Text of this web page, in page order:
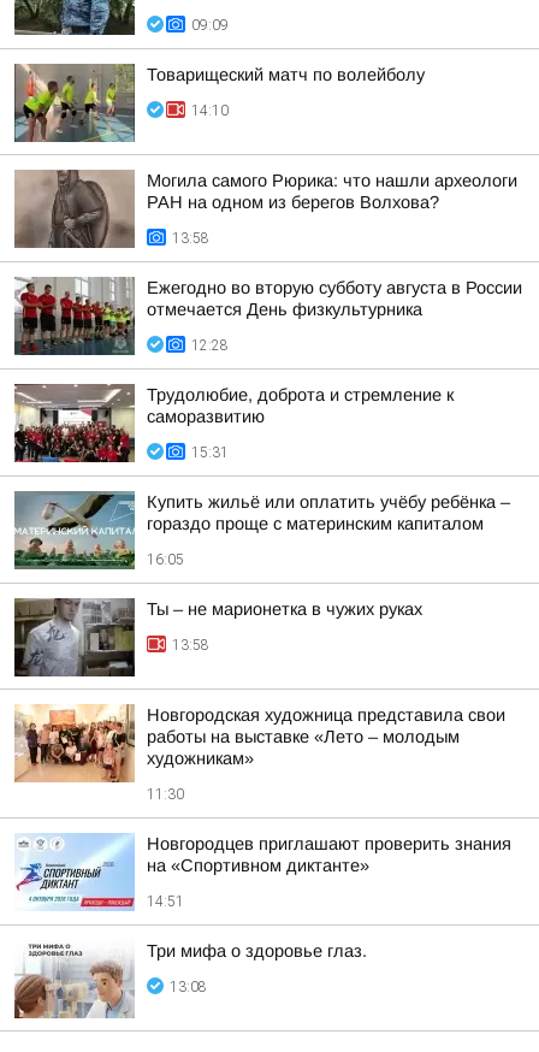
09:09
Товарищеский матч по волейболу
14:10
Могила самого Рюрика: что нашли археологи
РАН на одном из берегов Волхова?
13:58
Ежегодно во вторую субботу августа в России
отмечается День физкультурника
12:28
Трудолюбие, доброта и стремление к
саморазвитию
15:31
Купить жильё или оплатить учёбу ребёнка –
гораздо проще с материнским капиталом
16:05
Ты – не марионетка в чужих руках
13:58
Новгородская художница представила свои
работы на выставке «Лето – молодым
художникам»
11:30
Новгородцев приглашают проверить знания
на «Спортивном диктанте»
14:51
Три мифа о здоровье глаз.
13:08